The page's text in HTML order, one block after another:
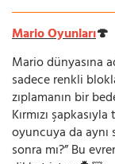
Mario Oyunları🍄
Mario dünyasına
sadece renkli
zıplamanın bir
Kırmızı
oyuncuya da aynı
sonra mı?” Bu